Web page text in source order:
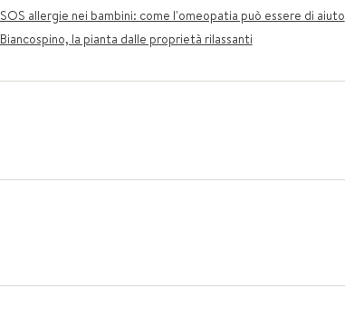
SOS allergie nei bambini: come l'omeopatia può essere di aiuto
Biancospino, la pianta dalle proprietà rilassanti